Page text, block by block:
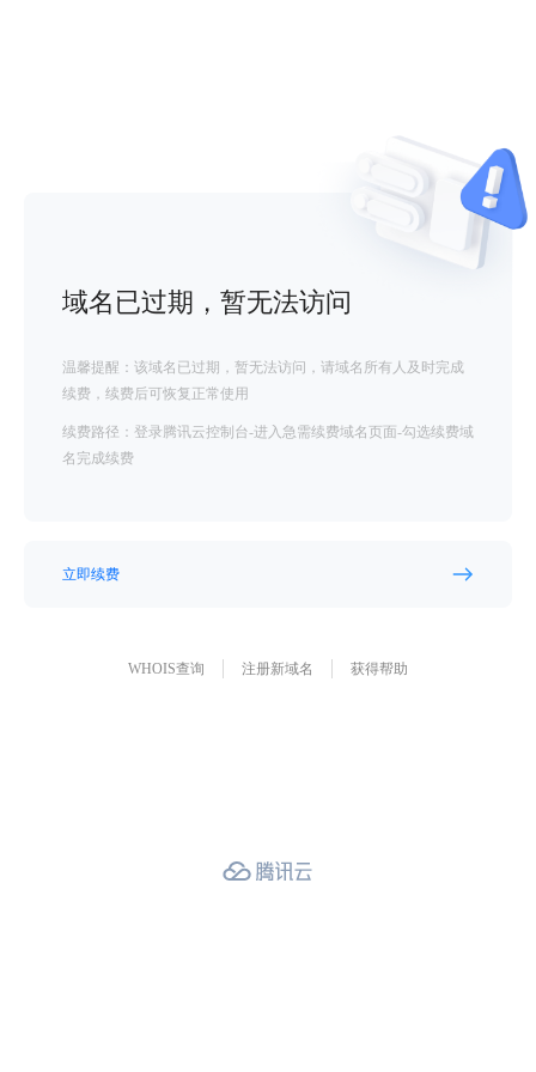
域名已过期，暂无法访问
温馨提醒：该域名已过期，暂无法访问，请域名所有人及时完成
续费，续费后可恢复正常使用
续费路径：登录腾讯云控制台-进入急需续费域名页面-勾选续费域
名完成续费
立即续费
WHOIS查询 注册新域名 获得帮助